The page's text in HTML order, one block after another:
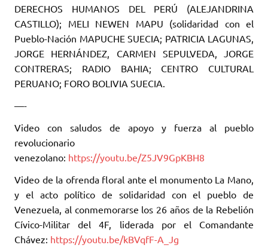
DERECHOS HUMANOS DEL PERÚ (ALEJANDRINA
CASTILLO); MELI NEWEN MAPU (solidaridad con el
Pueblo-Nación MAPUCHE SUECIA; PATRICIA LAGUNAS,
JORGE HERNÁNDEZ, CARMEN SEPULVEDA, JORGE
CONTRERAS; RADIO BAHIA; CENTRO CULTURAL
PERUANO; FORO BOLIVIA SUECIA.
—-
Video con saludos de apoyo y fuerza al pueblo
revolucionario
venezolano: https://youtu.be/Z5JV9GpKBH8
Video de la ofrenda floral ante el monumento La Mano,
y el acto político de solidaridad con el pueblo de
Venezuela, al conmemorarse los 26 años de la Rebelión
Cívico-Militar del 4F, liderada por el Comandante
Chávez: https://youtu.be/kBVqfF-A_Jg